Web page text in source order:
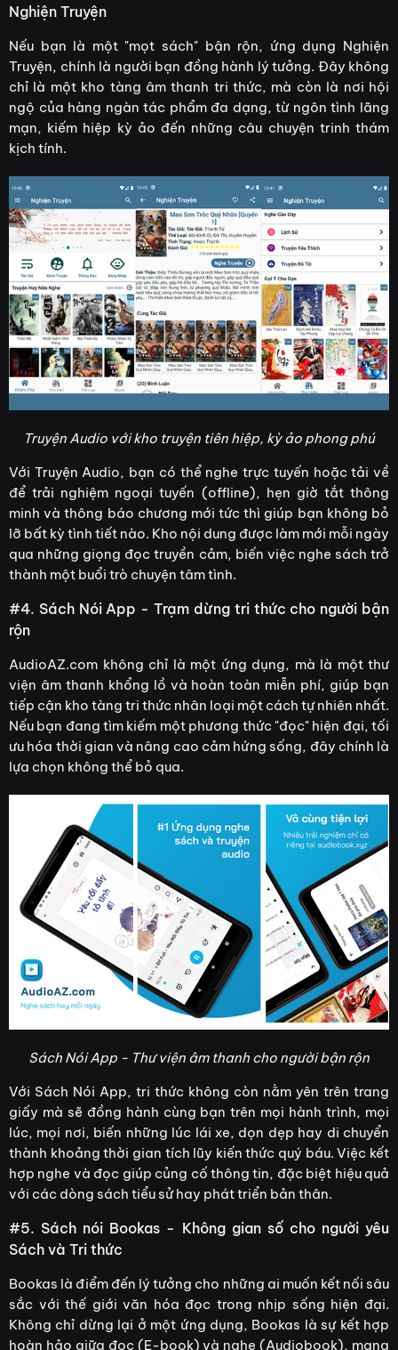
Nghiện Truyện
Nếu bạn là một "mọt sách" bận rộn, ứng dụng Nghiện
Truyện, chính là người bạn đồng hành lý tưởng. Đây không
chỉ là một kho tàng âm thanh tri thức, mà còn là nơi hội
ngộ của hàng ngàn tác phẩm đa dạng, từ ngôn tình lãng
mạn, kiếm hiệp kỳ ảo đến những câu chuyện trinh thám
kịch tính.
Truyện Audio với kho truyện tiên hiệp, kỳ ảo phong phú
Với Truyện Audio, bạn có thể nghe trực tuyến hoặc tải về
để trải nghiệm ngoại tuyến (offline), hẹn giờ tắt thông
minh và thông báo chương mới tức thì giúp bạn không bỏ
lỡ bất kỳ tình tiết nào. Kho nội dung được làm mới mỗi ngày
qua những giọng đọc truyền cảm, biến việc nghe sách trở
thành một buổi trò chuyện tâm tình.
#4. Sách Nói App - Trạm dừng tri thức cho người bận
rộn
AudioAZ.com không chỉ là một ứng dụng, mà là một thư
viện âm thanh khổng lồ và hoàn toàn miễn phí, giúp bạn
tiếp cận kho tàng tri thức nhân loại một cách tự nhiên nhất.
Nếu bạn đang tìm kiếm một phương thức "đọc" hiện đại, tối
ưu hóa thời gian và nâng cao cảm hứng sống, đây chính là
lựa chọn không thể bỏ qua.
Sách Nói App - Thư viện âm thanh cho người bận rộn
Với Sách Nói App, tri thức không còn nằm yên trên trang
giấy mà sẽ đồng hành cùng bạn trên mọi hành trình, mọi
lúc, mọi nơi, biến những lúc lái xe, dọn dẹp hay di chuyển
thành khoảng thời gian tích lũy kiến thức quý báu. Việc kết
hợp nghe và đọc giúp củng cố thông tin, đặc biệt hiệu quả
với các dòng sách tiểu sử hay phát triển bản thân.
#5. Sách nói Bookas - Không gian số cho người yêu
Sách và Tri thức
Bookas là điểm đến lý tưởng cho những ai muốn kết nối sâu
sắc với thế giới văn hóa đọc trong nhịp sống hiện đại.
Không chỉ dừng lại ở một ứng dụng, Bookas là sự kết hợp
hoàn hảo giữa đọc (E-book) và nghe (Audiobook), mang